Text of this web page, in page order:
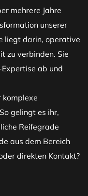
mehrere Jahre
unserer
liegt darin, operative
zu verbinden. Sie
ab und
komplexe
gelingt es ihr,
Reifegrade
aus dem Bereich
direkten Kontakt?